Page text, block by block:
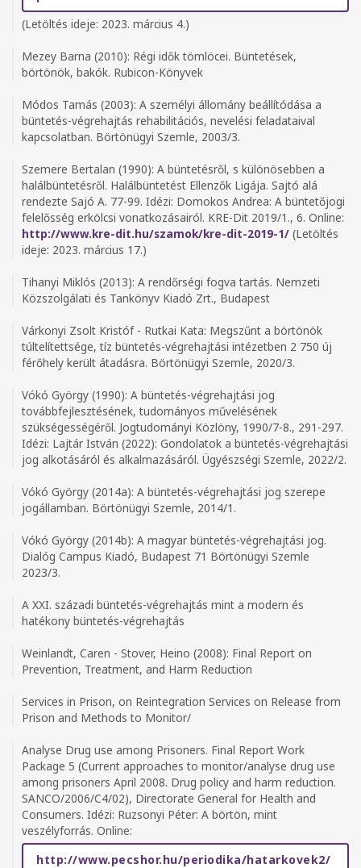
(Letöltés ideje: 2023. március 4.)
Mezey Barna (2010): Régi idők tömlöcei. Büntetések,
börtönök, bakók. Rubicon-Könyvek
Módos Tamás (2003): A személyi állomány beállítódása a
büntetés-végrehajtás rehabilitációs, nevelési feladataival
kapcsolatban. Börtönügyi Szemle, 2003/3.
Szemere Bertalan (1990): A büntetésről, s különösebben a
halálbüntetésről. Halálbüntetést Ellenzők Ligája. Sajtó alá
rendezte Sajó A. 77-99. Idézi: Domokos Andrea: A büntetőjogi
felelősség erkölcsi vonatkozásairól. KRE-Dit 2019/1., 6. Online:
http://www.kre-dit.hu/szamok/kre-dit-2019-1/ (Letöltés
ideje: 2023. március 17.)
Tihanyi Miklós (2013): A rendőrségi fogva tartás. Nemzeti
Közszolgálati és Tankönyv Kiadó Zrt., Budapest
Várkonyi Zsolt Kristóf - Rutkai Kata: Megszűnt a börtönök
túltelítettsége, tíz büntetés-végrehajtási intézetben 2 750 új
férőhely került átadásra. Börtönügyi Szemle, 2020/3.
Vókó György (1990): A büntetés-végrehajtási jog
továbbfejlesztésének, tudományos művelésének
szükségességéről. Jogtudományi Közlöny, 1990/7-8., 291-297.
Idézi: Lajtár István (2022): Gondolatok a büntetés-végrehajtási
jog alkotásáról és alkalmazásáról. Ügyészségi Szemle, 2022/2.
Vókó György (2014a): A büntetés-végrehajtási jog szerepe
jogállamban. Börtönügyi Szemle, 2014/1.
Vókó György (2014b): A magyar büntetés-végrehajtási jog.
Dialóg Campus Kiadó, Budapest 71 Börtönügyi Szemle
2023/3.
A XXI. századi büntetés-végrehajtás mint a modern és
hatékony büntetés-végrehajtás
Weinlandt, Caren - Stover, Heino (2008): Final Report on
Prevention, Treatment, and Harm Reduction
Services in Prison, on Reintegration Services on Release from
Prison and Methods to Monitor/
Analyse Drug use among Prisoners. Final Report Work
Package 5 (Current approaches to monitor/analyse drug use
among prisoners April 2008. Drug policy and harm reduction.
SANCO/2006/C4/02), Directorate General for Health and
Consumers. Idézi: Ruzsonyi Péter: A börtön, mint
veszélyforrás. Online:
http://www.pecshor.hu/periodika/hatarkovek2/